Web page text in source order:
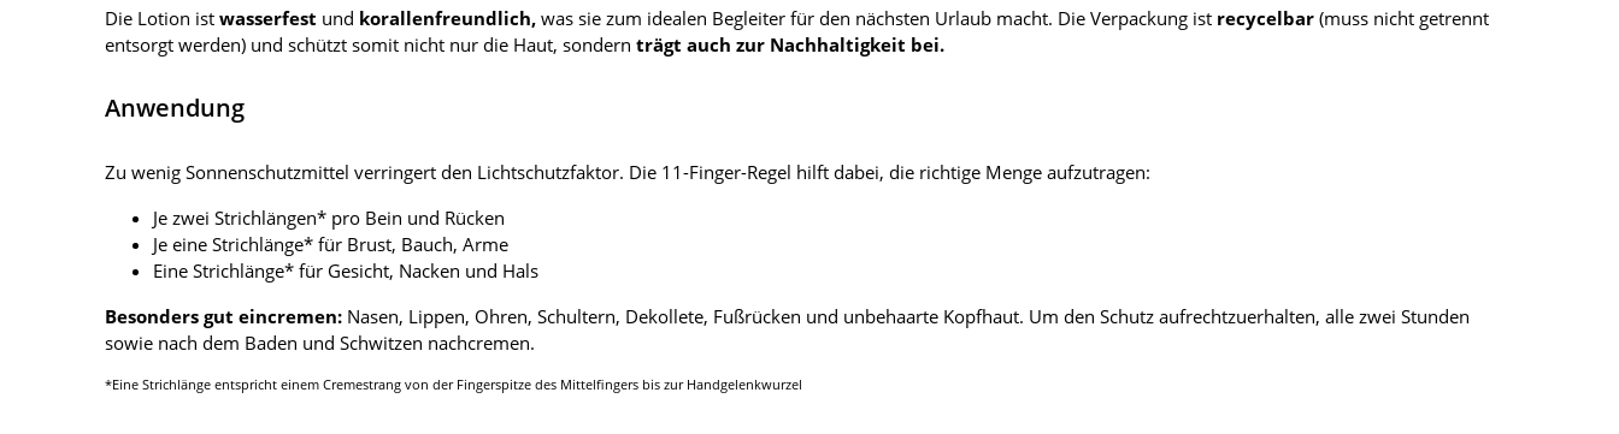
Die Lotion ist wasserfest und korallenfreundlich, was sie zum idealen Begleiter für den nächsten Urlaub macht. Die Verpackung ist recycelbar (muss nicht getrennt
entsorgt werden) und schützt somit nicht nur die Haut, sondern trägt auch zur Nachhaltigkeit bei.
Anwendung
Zu wenig Sonnenschutzmittel verringert den Lichtschutzfaktor. Die 11-Finger-Regel hilft dabei, die richtige Menge aufzutragen:
Je zwei Strichlängen* pro Bein und Rücken
Je eine Strichlänge* für Brust, Bauch, Arme
Eine Strichlänge* für Gesicht, Nacken und Hals
Besonders gut eincremen: Nasen, Lippen, Ohren, Schultern, Dekollete, Fußrücken und unbehaarte Kopfhaut. Um den Schutz aufrechtzuerhalten, alle zwei Stunden
sowie nach dem Baden und Schwitzen nachcremen.
*Eine Strichlänge entspricht einem Cremestrang von der Fingerspitze des Mittelfingers bis zur Handgelenkwurzel